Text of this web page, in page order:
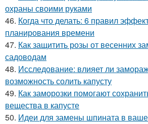
охраны своими руками
46. Когда что делать: 6 правил
планирования времени
47. Как защитить розы от весенних
садоводам
48. Исследование: влияет ли
возможность солить капусту
49. Как заморозки помогают
вещества в капусте
50. Идеи для замены шпината в